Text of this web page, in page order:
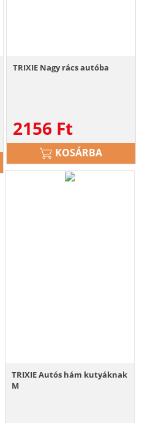
TRIXIE Nagy rács autóba
2156 Ft
KOSÁRBA
TRIXIE Autós hám kutyáknak
M